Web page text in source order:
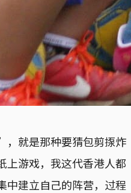
就是那种要猜包剪揼炸
上游戏，我这代香港人都
中建立自己的阵营，过程